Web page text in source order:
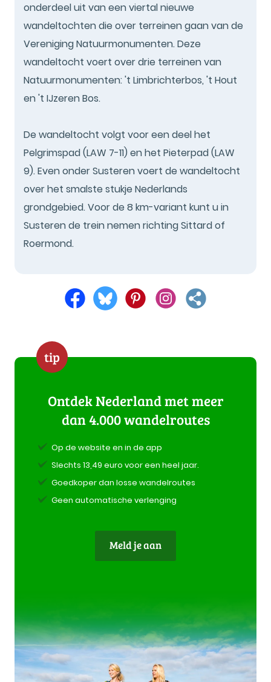
onderdeel uit van een viertal nieuwe
wandeltochten die over terreinen gaan van de
Vereniging Natuurmonumenten. Deze
wandeltocht voert over drie terreinen van
Natuurmonumenten: 't Limbrichterbos, 't Hout
en 't IJzeren Bos.
De wandeltocht volgt voor een deel het
Pelgrimspad (LAW 7-11) en het Pieterpad (LAW
9). Even onder Susteren voert de wandeltocht
over het smalste stukje Nederlands
grondgebied. Voor de 8 km-variant kunt u in
Susteren de trein nemen richting Sittard of
Roermond.
tip
Ontdek Nederland met meer
dan 4.000 wandelroutes
Op de website en in de app
Slechts 13,49 euro voor een heel jaar.
Goedkoper dan losse wandelroutes
Geen automatische verlenging
Meld je aan